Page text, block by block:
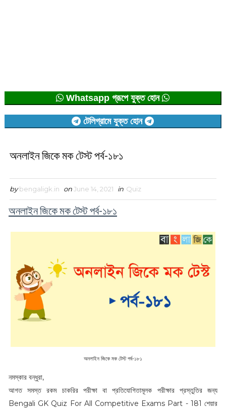
Whatsapp গ্রূপে যুক্ত হোন
টেলিগ্রামে যুক্ত হোন
অনলাইন জিকে মক টেস্ট পর্ব-১৮১
by bengaligk.in onJune 14, 2021 in Quiz
অনলাইন জিকে মক টেস্ট পর্ব-১৮১
অনলাইন জিকে মক টেস্ট পর্ব-১৮১
নমস্কার বন্ধুরা,
আগত সমস্ত রকম চাকরির পরীক্ষা বা প্রতিযোগিতামূলক পরীক্ষার প্রস্তুতির জন্য
Bengali GK Quiz For All Competitive Exams Part - 181 শেয়ার